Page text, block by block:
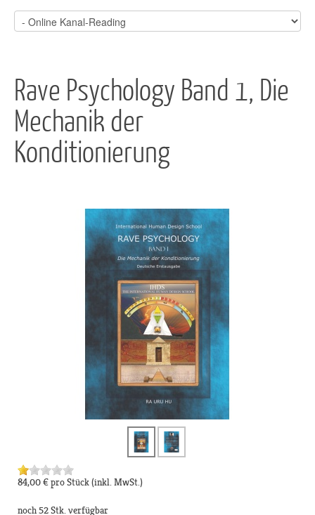
Rave Psychology Band 1, Die
Mechanik der
Konditionierung
84,00 €pro Stück(inkl. MwSt.)
noch 52 Stk. verfügbar